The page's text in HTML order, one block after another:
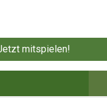
mitspielen!